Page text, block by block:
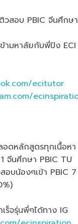
วสอบ PBIC จีนศึกษ
ข้ามหาลัยกับพี่ปิง
ecitutor
อดหลักสูตรทุกเนื้อห
จีนศึกษา PBIC TU
บน้องๆเข้า PBIC
ร็จรุ่นพี่ๆได้ทาง IG